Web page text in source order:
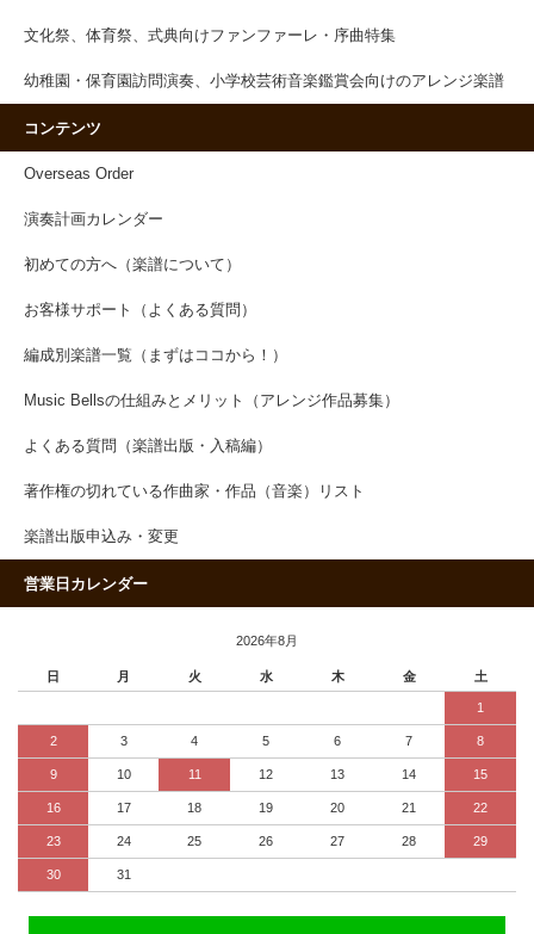
文化祭、体育祭、式典向けファンファーレ・序曲特集
幼稚園・保育園訪問演奏、小学校芸術音楽鑑賞会向けのアレンジ楽譜
コンテンツ
Overseas Order
演奏計画カレンダー
初めての方へ（楽譜について）
お客様サポート（よくある質問）
編成別楽譜一覧（まずはココから！）
Music Bellsの仕組みとメリット（アレンジ作品募集）
よくある質問（楽譜出版・入稿編）
著作権の切れている作曲家・作品（音楽）リスト
楽譜出版申込み・変更
営業日カレンダー
2026年8月
日 月 火 水 木 金 土
1
2 3 4 5 6 7 8
9 10 11 12 13 14 15
16 17 18 19 20 21 22
23 24 25 26 27 28 29
30 31